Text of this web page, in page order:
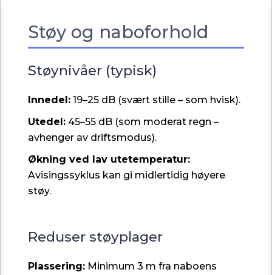
Støy og naboforhold
Støynivåer (typisk)
Innedel: 19–25 dB (svært stille – som hvisk).
Utedel: 45–55 dB (som moderat regn –
avhenger av driftsmodus).
Økning ved lav utetemperatur:
Avisingssyklus kan gi midlertidig høyere
støy.
Reduser støyplager
Plassering: Minimum 3 m fra naboens